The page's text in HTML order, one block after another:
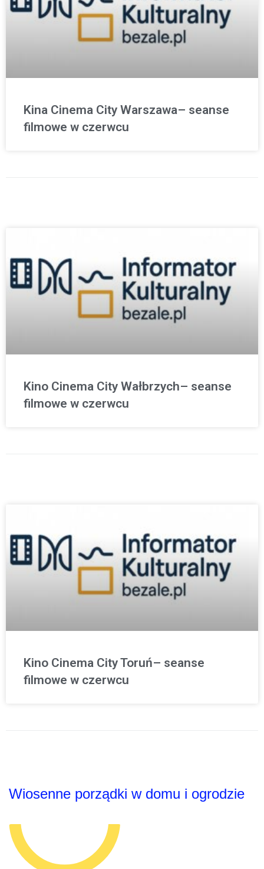
Kina Cinema City Warszawa– seanse
filmowe w czerwcu
Kino Cinema City Wałbrzych– seanse
filmowe w czerwcu
Kino Cinema City Toruń– seanse
filmowe w czerwcu
Wiosenne porządki w domu i ogrodzie